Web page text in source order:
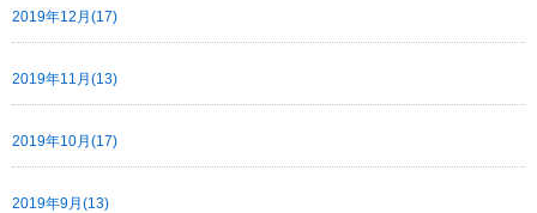
2019年12月(17)
2019年11月(13)
2019年10月(17)
2019年9月(13)